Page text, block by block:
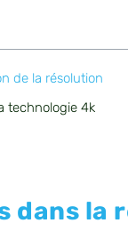
de la résolution
technologie 4k
dans la